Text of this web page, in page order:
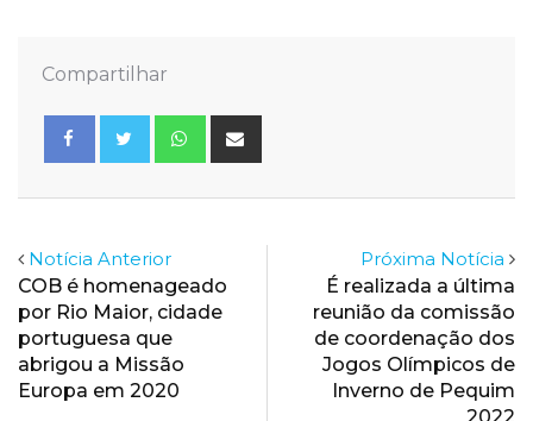
Compartilhar
Whatsapp
Notícia Anterior
COB é homenageado
por Rio Maior, cidade
portuguesa que
abrigou a Missão
Europa em 2020
Próxima Notícia
É realizada a última
reunião da comissão
de coordenação dos
Jogos Olímpicos de
Inverno de Pequim